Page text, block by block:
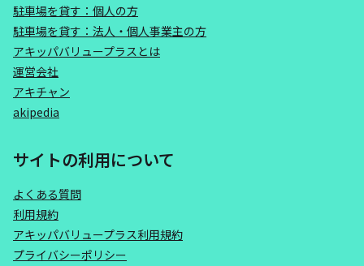
駐車場を貸す：個人の方
駐車場を貸す：法人・個人事業主の方
アキッパバリュープラスとは
運営会社
アキチャン
akipedia
サイトの利用について
よくある質問
利用規約
アキッパバリュープラス利用規約
プライバシーポリシー